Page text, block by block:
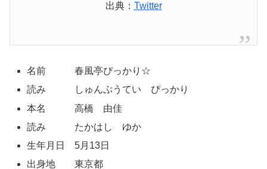
出典： Twitter
名前 春風亭ぴっかり☆
読み しゅんぷうてい ぴっかり
本名 高橋 由佳
読み たかはし ゆか
生年月日 5月13日
出身地 東京都